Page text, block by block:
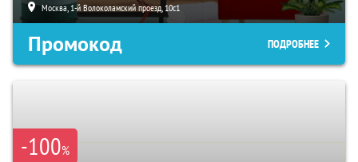
Москва, 1-й Волоколамский проезд, 10с1
Промокод ПОДРОБНЕЕ
-100%